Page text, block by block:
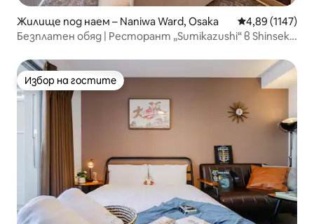
Жилище под наем – Naniwa Ward, Osaka Средна
4,89 (1147)
Безплатен обяд | Ресторант „Sumikazushi“ в Shinsekai
Куромон, Намба, Шинсайбаши, Дотонбори, USJ,
директно до летището...
Избор на гостите
Избор на гостите